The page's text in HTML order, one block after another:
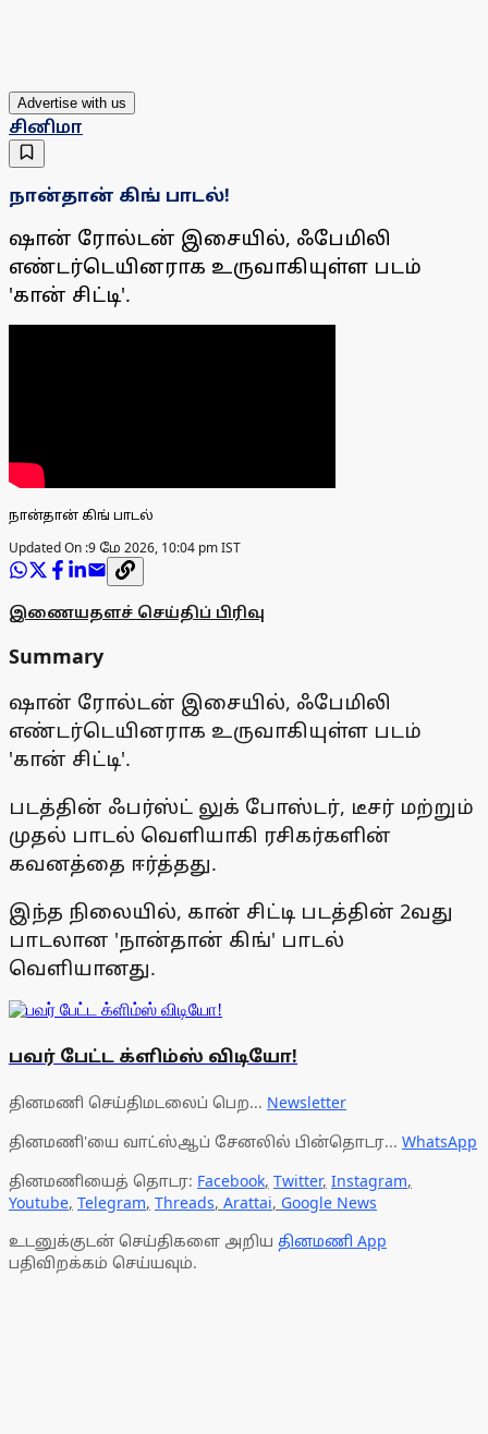
Advertise with us
சினிமா
நான்தான் கிங் பாடல்!
ஷான் ரோல்டன் இசையில், ஃபேமிலி
எண்டர்டெயினராக உருவாகியுள்ள படம்
'கான் சிட்டி'.
நான்தான் கிங் பாடல்
Updated On :9 மே 2026, 10:04 pm IST
இணையதளச் செய்திப் பிரிவு
Summary
ஷான் ரோல்டன் இசையில், ஃபேமிலி
எண்டர்டெயினராக உருவாகியுள்ள படம்
'கான் சிட்டி'.
படத்தின் ஃபர்ஸ்ட் லுக் போஸ்டர், டீசர் மற்றும்
முதல் பாடல் வெளியாகி ரசிகர்களின்
கவனத்தை ஈர்த்தது.
இந்த நிலையில், கான் சிட்டி படத்தின் 2வது
பாடலான 'நான்தான் கிங்' பாடல்
வெளியானது.
பவர் பேட்ட க்ளிம்ஸ் விடியோ!
தினமணி செய்திமடலைப் பெற... Newsletter
தினமணி'யை வாட்ஸ்ஆப் சேனலில் பின்தொடர... WhatsApp
தினமணியைத் தொடர: Facebook, Twitter, Instagram,
Youtube, Telegram, Threads, Arattai, Google News
உடனுக்குடன் செய்திகளை அறிய தினமணி App
பதிவிறக்கம் செய்யவும்.